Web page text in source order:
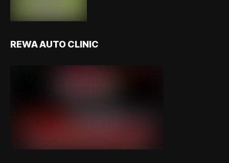
REWA AUTO CLINIC